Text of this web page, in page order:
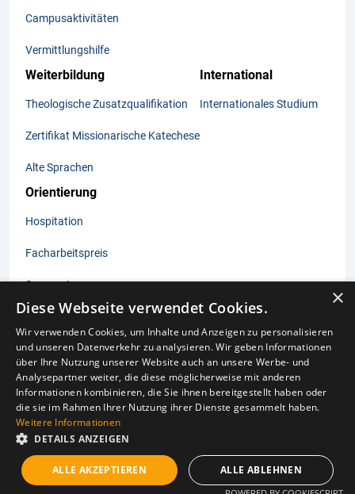
Campusaktivitäten
Vermittlungshilfe
Weiterbildung
Theologische Zusatzqualifikation
Zertifikat Missionarische Katechese
Alte Sprachen
International
Internationales Studium
Orientierung
Hospitation
Facharbeitspreis
Sommertage
Impressum
Datenschutz
Aushangpflichtige Gesetze
Privatsphären Einstellungen
×
Diese Webseite verwendet Cookies.
Wir verwenden Cookies, um Inhalte und Anzeigen zu personalisieren
und unseren Datenverkehr zu analysieren. Wir geben Informationen
über Ihre Nutzung unserer Website auch an unsere Werbe- und
Analysepartner weiter, die diese möglicherweise mit anderen
Informationen kombinieren, die Sie ihnen bereitgestellt haben oder
die sie im Rahmen Ihrer Nutzung ihrer Dienste gesammelt haben.
Weitere Informationen
DETAILS ANZEIGEN
ALLE AKZEPTIEREN ALLE ABLEHNEN